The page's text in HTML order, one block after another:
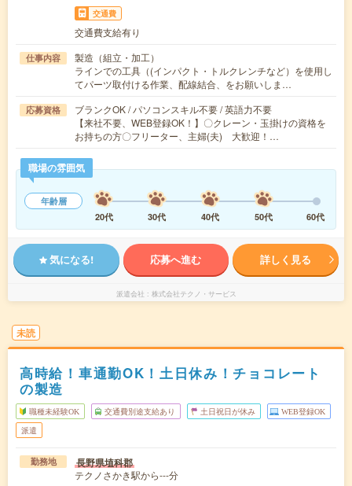
交通費
交通費支給有り
仕事内容
製造（組立・加工）
ラインでの工具（(インパクト・トルクレンチなど）を使用し
てパーツ取付ける作業、配線結合、をお願いしま…
応募資格
ブランクOK / パソコンスキル不要 / 英語力不要
【来社不要、WEB登録OK！】〇クレーン・玉掛けの資格を
お持ちの方〇フリーター、主婦(夫) 大歓迎！…
職場の雰囲気
年齢層
20代
30代 40代 50代 60代
気になる! 応募へ進む 詳しく見る
派遣会社 株式会社テクノ・サービス
未読
高時給！車通勤OK！土日休み！チョコレート
の製造
職種未経験OK 交通費別途支給あり 土日祝日が休み WEB登録OK
派遣
勤務地 長野県埴科郡
テクノさかき駅から---分